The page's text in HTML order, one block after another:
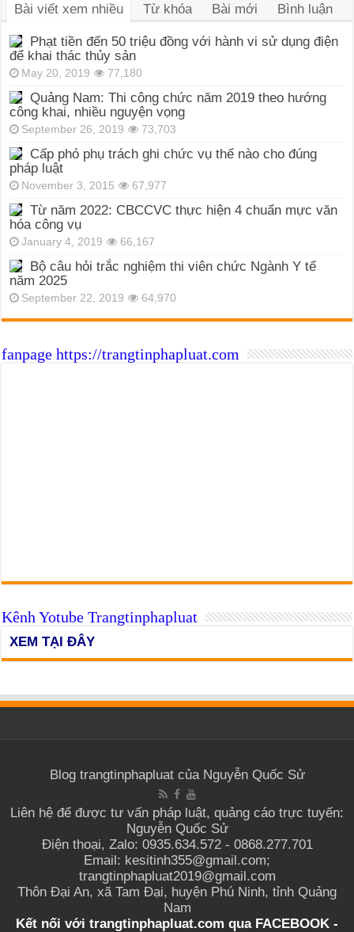
Bài viết xem nhiều Từ khóa Bài mới Bình luận
Phạt tiền đến 50 triệu đồng với hành vi sử dụng điện
để khai thác thủy sản
May 20, 2019 77,180
Quảng Nam: Thi công chức năm 2019 theo hướng
công khai, nhiều nguyện vọng
September 26, 2019 73,703
Cấp phó phụ trách ghi chức vụ thế nào cho đúng
pháp luật
November 3, 2015 67,977
Từ năm 2022: CBCCVC thực hiện 4 chuẩn mực văn
hóa công vụ
January 4, 2019 66,167
Bộ câu hỏi trắc nghiệm thi viên chức Ngành Y tế
năm 2025
September 22, 2019 64,970
fanpage https://trangtinphapluat.com
Kênh Yotube Trangtinphapluat
XEM TẠI ĐÂY
Blog trangtinphapluat của Nguyễn Quốc Sử
Liên hệ để được tư vấn pháp luật, quảng cáo trực tuyến:
Nguyễn Quốc Sử
Điện thoại, Zalo: 0935.634.572 - 0868.277.701
Email: kesitinh355@gmail.com;
trangtinphapluat2019@gmail.com
Thôn Đại An, xã Tam Đại, huyện Phú Ninh, tỉnh Quảng
Nam
Kết nối với trangtinphapluat.com quaFACEBOOK -